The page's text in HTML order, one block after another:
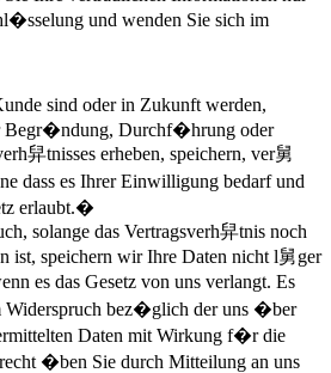
und wenden Sie sich im
sind oder in Zukunft werden,
Durchf�hrung oder
舁tnisses erheben, speichern, ver舅
dass es Ihrer Einwilligung bedarf und
erlaubt.�
solange das Vertragsverh舁tnis noch
ist, speichern wir Ihre Daten nicht l舅ger
es das Gesetz von uns verlangt. Es
Widerspruch bez�glich der uns �ber
Daten mit Wirkung f�r die
�ben Sie durch Mitteilung an uns